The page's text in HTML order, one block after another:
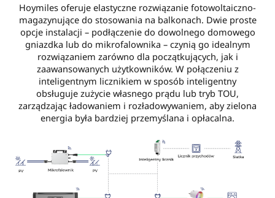
Hoymiles oferuje elastyczne rozwiązanie fotowoltaiczno-
magazynujące do stosowania na balkonach. Dwie proste
opcje instalacji – podłączenie do dowolnego domowego
gniazdka lub do mikrofalownika – czynią go idealnym
rozwiązaniem zarówno dla początkujących, jak i
zaawansowanych użytkowników. W połączeniu z
inteligentnym licznikiem w sposób inteligentny
obsługuje zużycie własnego prądu lub tryb TOU,
zarządzając ładowaniem i rozładowywaniem, aby zielona
energia była bardziej przemyślana i opłacalna.